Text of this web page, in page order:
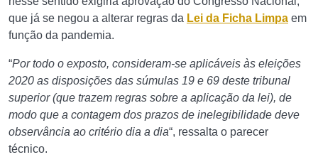
que já se negou a alterar regras da Lei da Ficha Limpa em
função da pandemia.
“Por todo o exposto, consideram-se aplicáveis às eleições
2020 as disposições das súmulas 19 e 69 deste tribunal
superior (que trazem regras sobre a aplicação da lei), de
modo que a contagem dos prazos de inelegibilidade deve
observância ao critério dia a dia“, ressalta o parecer
técnico.